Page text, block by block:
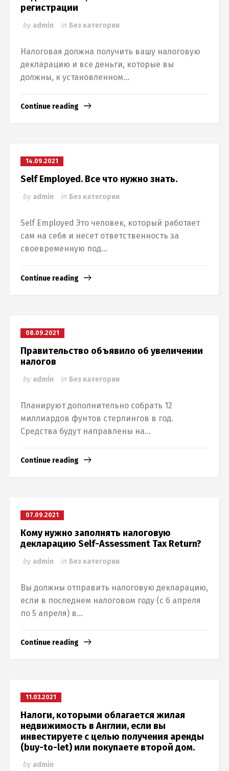
регистрации
by admin in Без категории
Налоговая должна получить вашу налоговую
декларацию и все деньги, которые вы
должны, к установленном...
Continue reading
14.09.2021
Self Employed. Все что нужно знать.
by admin in Без категории
Self Employed Это человек, который работает
сам на себя и несет ответственность за
своевременную под...
Continue reading
08.09.2021
Правительство объявило об увеличении
налогов
by admin in Без категории
Планируют дополнительно собрать 12
миллиардов фунтов стерлингов в год.
Средства будут направлены на...
Continue reading
07.09.2021
Кому нужно заполнять налоговую
декларацию Self-Assessment Tax Return?
by admin in Без категории
Вы должны отправить налоговую декларацию,
если в последнем налоговом году (с 6 апреля
по 5 апреля) в...
Continue reading
11.03.2021
Налоги, которыми облагается жилая
недвижимость в Англии, если вы
инвестируете с целью получения аренды
(buy-to-let) или покупаете второй дом.
by admin